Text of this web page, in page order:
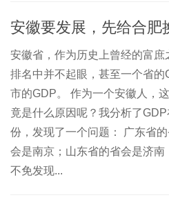
安徽要发展，先给合肥
安徽省，作为历史上曾经的富
排名中并不起眼，甚至一个省
市的GDP。 作为一个安徽人，
竟是什么原因呢？我分析了
份，发现了一个问题： 广东省
会是南京；山东省的省会是济南
不免发现...